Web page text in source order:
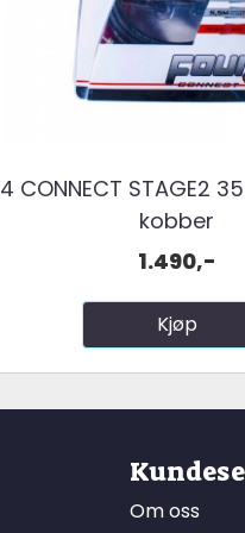
4 CONNECT STAGE2
kobber
1.490,-
Kjøp
Om oss